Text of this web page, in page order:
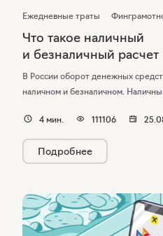
Ежедневные траты
Что такое наличный
и безналичный расчет
В России оборот денежных
наличном и безналичном.
осуществляется банковским
Подробнее
4 мин. 111106